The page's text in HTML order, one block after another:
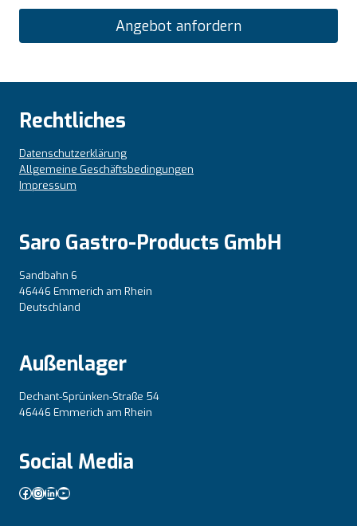
Angebot anfordern
Rechtliches
Datenschutzerklärung
Allgemeine Geschäftsbedingungen
Impressum
Saro Gastro-Products GmbH
Sandbahn 6
46446 Emmerich am Rhein
Deutschland
Außenlager
Dechant-Sprünken-Straße 54
46446 Emmerich am Rhein
Social Media
Facebook
Instagram
LinkedIn
YouTube